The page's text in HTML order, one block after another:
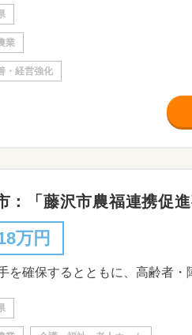
業
・経営強化
：「藤沢市農福連携促
万円